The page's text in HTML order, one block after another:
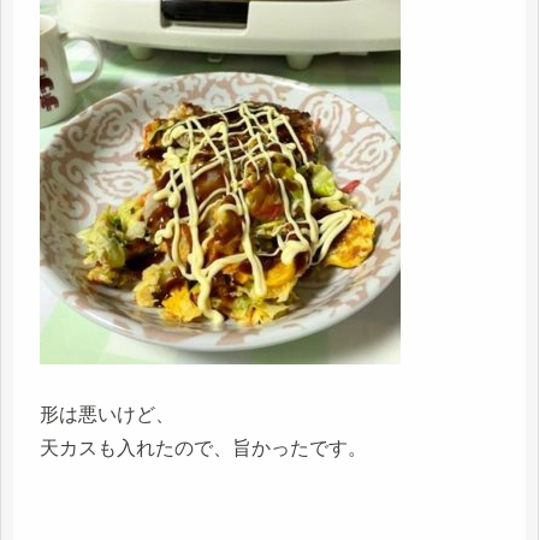
形は悪いけど、
天カスも入れたので、旨かったです。